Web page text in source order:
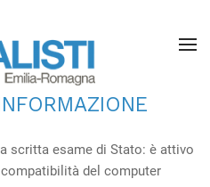
scritta esame di Stato: è attivo
del computer